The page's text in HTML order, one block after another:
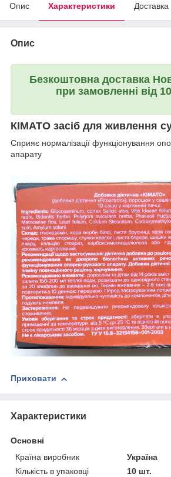
Опис Характеристики Доставка
Опис
Безкоштовна доставка
при замовленні від
КIMATO засіб для живлення
Сприяє нормалізації функціонування
апарату
Приховати
Характеристики
Основні
Країна виробник
Україна
Кількість в упаковці
10 шт.